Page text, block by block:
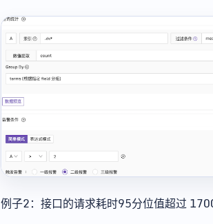
例子2：接口的请求耗时95分位值超过